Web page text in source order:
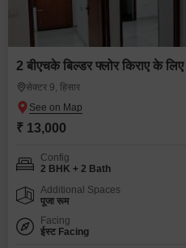
2 बीएचके बिल्डर फ्लोर किराए के
सेक्टर 9, हिसार
₹ 13,000
Config
2 BHK + 2 Bath
Additional Spaces
पूजा रूम
Facing
ईस्ट Facing